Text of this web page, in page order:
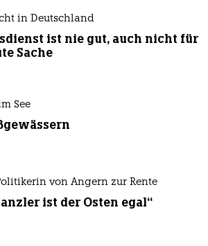
in Deutschland
ist nie gut, auch nicht für
Sache
See
von Angern zur Rente
ist der Osten egal“